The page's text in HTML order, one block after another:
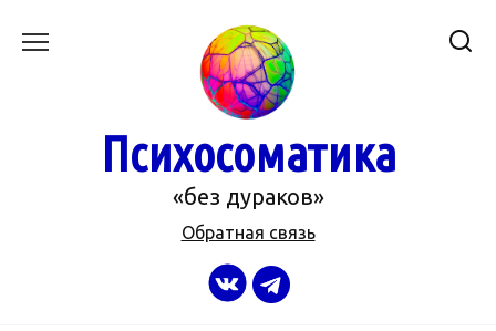
Психосоматика
«без дураков»
Обратная связь